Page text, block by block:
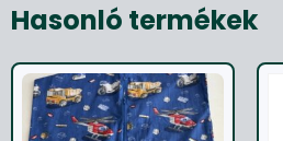
Hasonló termékek